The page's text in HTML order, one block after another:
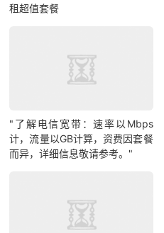
租超值套餐
"了解电信宽带：速率以Mbps
计，流量以GB计算，资费因套餐
而异，详细信息敬请参考。"